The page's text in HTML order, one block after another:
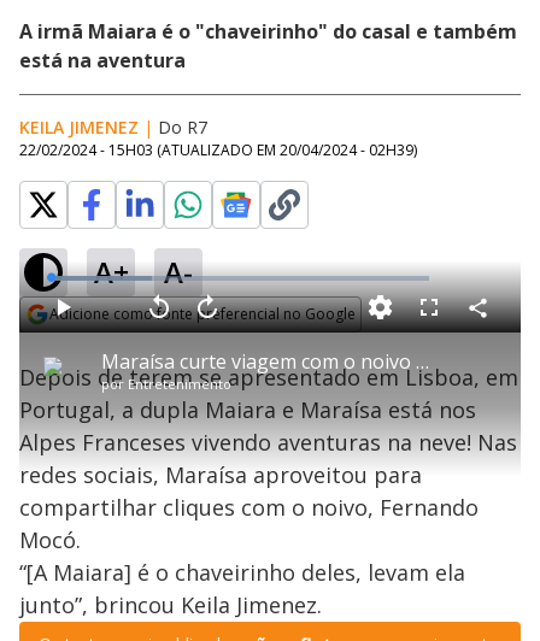
A irmã Maiara é o "chaveirinho" do casal e também
está na aventura
KEILA JIMENEZ | Do R7
22/02/2024 - 15H03 (ATUALIZADO EM 20/04/2024 - 02H39)
A+ A-
Adicione como fonte preferencial no Google
P
l
a
y
Maraísa curte viagem com o noivo nos Alpes Franceses
por Entretenimento
P V
t
a
r
0
e
g
A
n
ç
a
s
e
u
n
o
s
M
u
L
o
a
d
e
:
2
6
.
6
7
F
s
c
r
e
n
C
o
r
h
a
Depois de terem se apresentado em Lisboa, em
Portugal, a dupla Maiara e Maraísa está nos
Alpes Franceses vivendo aventuras na neve! Nas
redes sociais, Maraísa aproveitou para
compartilhar cliques com o noivo, Fernando
Mocó.
“[A Maiara] é o chaveirinho deles, levam ela
junto”, brincou Keila Jimenez.